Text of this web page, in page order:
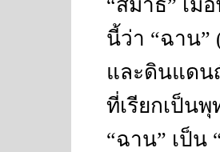
“สมาธิ” เมื่
นี้ว่า “ฉาน”
และดินแดน
ที่เรียกเป็น
“ฉาน” เป็น